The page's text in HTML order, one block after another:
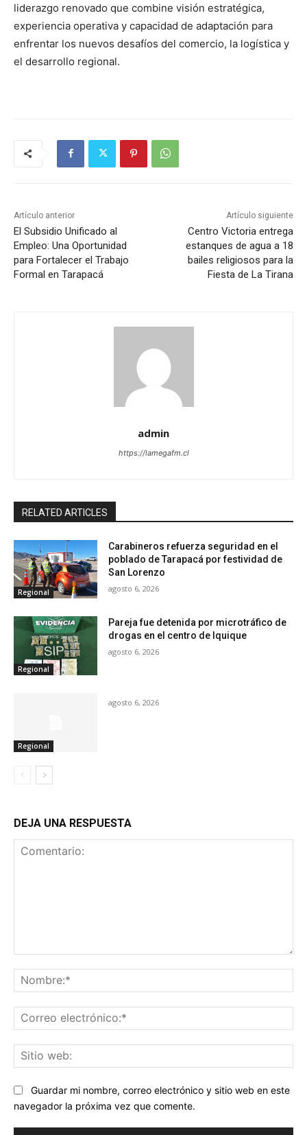
liderazgo renovado que combine visión estratégica,
experiencia operativa y capacidad de adaptación para
enfrentar los nuevos desafíos del comercio, la logística y
el desarrollo regional.
Artículo anterior
El Subsidio Unificado al
Empleo: Una Oportunidad
para Fortalecer el Trabajo
Formal en Tarapacá
Artículo siguiente
Centro Victoria entrega
estanques de agua a 18
bailes religiosos para la
Fiesta de La Tirana
admin
https://lamegafm.cl
RELATED ARTICLES
Regional
Carabineros refuerza seguridad en el
poblado de Tarapacá por festividad de
San Lorenzo
agosto 6, 2026
Regional
Pareja fue detenida por microtráfico de
drogas en el centro de Iquique
agosto 6, 2026
Regional
agosto 6, 2026
DEJA UNA RESPUESTA
Guardar mi nombre, correo electrónico y sitio web en este
navegador la próxima vez que comente.